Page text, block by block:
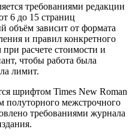
требованиями редакции
6 до 15 страниц
объём зависит от формата
и правил конкретного
расчете стоимости и
чтобы работа была
лимит.
шрифтом Times New Roman
полуторного межстрочного
требованиями журнала